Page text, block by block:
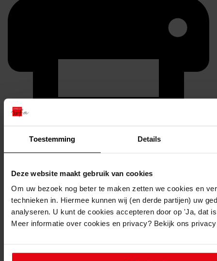
Toestemming Details
Deze website maakt gebruik van cookies
Om uw bezoek nog beter te maken zetten we cookies en
technieken in. Hiermee kunnen wij (en derde partijen) uw
analyseren. U kunt de cookies accepteren door op 'Ja, dat
Meer informatie over cookies en privacy? Bekijk ons
Printen
duurzaam webadres
Inventaris
Inv.nr. 801-900
Datering: